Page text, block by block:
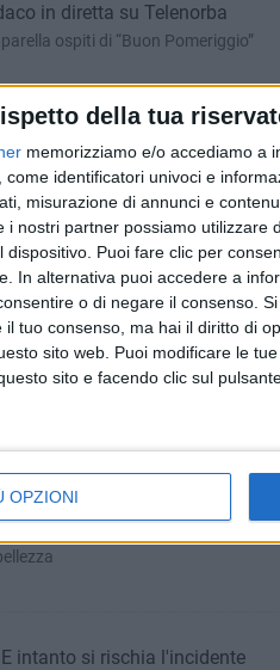
della tua
memorizziamo e/o accediamo a
identificatori univoci e
misurazione di annunci e
i nostri partner possiamo utilizzare
dispositivo. Puoi fare clic per
In alternativa puoi accedere a
o di negare il consenso.
il tuo consenso, ma hai il diritto di
sito web. Puoi modificare le
sito e facendo clic sul
OPZIONI
in diretta su Telenorba
ospiti di “Buon Pomeriggio”
storico”: completo degrado
morire il paese»
– LE FOTO
Internazionale del Lavoro
più sporca – LE FOTO
la domenica, crea enormi
di Sinistra Ruvese
intanto si rischia l'incidente